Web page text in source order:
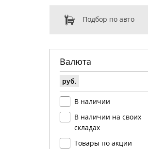
Подбор по авто
Валюта
руб.
В наличии
В наличии на своих
складах
Товары по акции